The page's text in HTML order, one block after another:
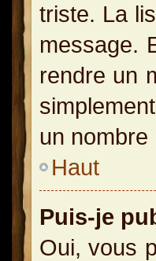
triste. La
message.
rendre un
un
Haut
Puis-je
Oui, vous